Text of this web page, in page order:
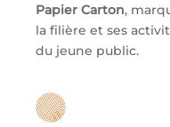
Papier Carton,
la filière et ses
du jeune public.